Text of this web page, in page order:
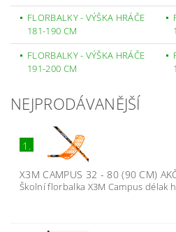
FLORBALKY - VÝŠKA HRÁČE
181-190 CM
FLORBALKY - VÝŠKA HRÁČE
191-200 CM
NEJPRODÁVANĚJŠÍ
1.
X3M CAMPUS 32 - 80 (90 CM)
Školní florbalka X3M Campus délak